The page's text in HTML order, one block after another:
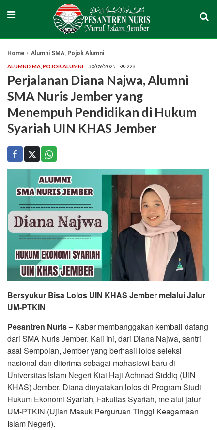
Home Alumni SMA, Pojok Alumni
ALUMNI SMA POJOK ALUMNI 30/09/2025 228
Perjalanan Diana Najwa, Alumni
SMA Nuris Jember yang
Menempuh Pendidikan di Hukum
Syariah UIN KHAS Jember
Bersyukur Bisa Lolos UIN KHAS Jember melalui Jalur
UM-PTKIN
Pesantren Nuris – Kabar membanggakan kembali datang
dari SMA Nuris Jember. Kali ini, dari Diana Najwa, santri
asal Sempolan, Jember yang berhasil lolos seleksi
nasional dan diterima sebagai mahasiswi baru di
Universitas Islam Negeri Kiai Haji Achmad Siddiq (UIN
KHAS) Jember. Diana dinyatakan lolos di Program Studi
Hukum Ekonomi Syariah, Fakultas Syariah, melalui jalur
UM-PTKIN (Ujian Masuk Perguruan Tinggi Keagamaan
Islam Negeri).